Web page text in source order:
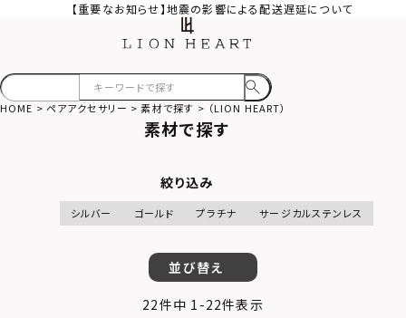
【重要なお知らせ】地震の影響による配送遅延について
HOME ペアアクセサリー 素材で探す （LION HEART）
素材で探す
絞り込み
サージカルステンレス
プラチナ
ゴールド
シルバー
並び替え
22件中 1 -22件表示